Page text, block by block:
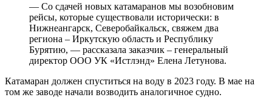
— Со сдачей новых катамаранов мы возобновим
рейсы, которые существовали исторически: в
Нижнеангарск, Северобайкальск, свяжем два
региона – Иркутскую область и Республику
Бурятию, — рассказала заказчик – генеральный
директор ООО УК «Истлэнд» Елена Летунова.
Катамаран должен спуститься на воду в 2023 году. В мае на
том же заводе начали возводить аналогичное судно.